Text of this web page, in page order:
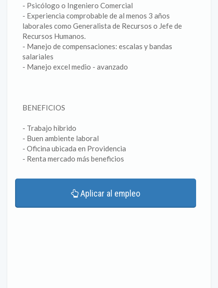
- Psicólogo o Ingeniero Comercial
- Experiencia comprobable de al menos 3 años
laborales como Generalista de Recursos o Jefe de
Recursos Humanos.
- Manejo de compensaciones: escalas y bandas
salariales
- Manejo excel medio - avanzado
BENEFICIOS
- Trabajo hibrido
- Buen ambiente laboral
- Oficina ubicada en Providencia
- Renta mercado más beneficios
Aplicar al empleo